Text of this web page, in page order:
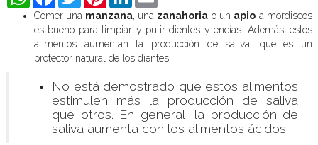
Comer una manzana, una zanahoria o un apio a mordiscos
es bueno para limpiar y pulir dientes y encías. Además, estos
alimentos aumentan la producción de saliva, que es un
protector natural de los dientes.
No está demostrado que estos alimentos
estimulen más la producción de saliva
que otros. En general, la producción de
saliva aumenta con los alimentos ácidos.